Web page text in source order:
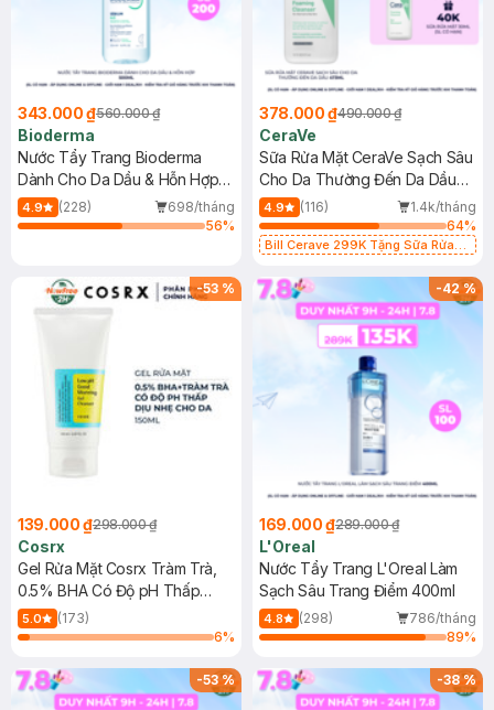
343.000 ₫560.000 ₫
Bioderma
Nước Tẩy Trang Bioderma
Dành Cho Da Dầu & Hỗn Hợp
500ml
4.9 (228)
698/tháng
56%
378.000 ₫490.000 ₫
CeraVe
Sữa Rửa Mặt CeraVe Sạch Sâu
Cho Da Thường Đến Da Dầu
473ml
4.9 (116)
1.4k/tháng
64%
Bill Cerave 299K Tặng Sữa Rửa
-53 %
139.000 ₫298.000 ₫
Cosrx
Gel Rửa Mặt Cosrx Tràm Trà,
0.5% BHA Có Độ pH Thấp
150ml
5.0
(173)
6%
-42%
169.000 ₫289.000 ₫
L'Oreal
Nước Tẩy Trang L'Oreal Làm
Sạch Sâu Trang Điểm 400ml
4.8 (298)
786/tháng
89%
-53% -38%